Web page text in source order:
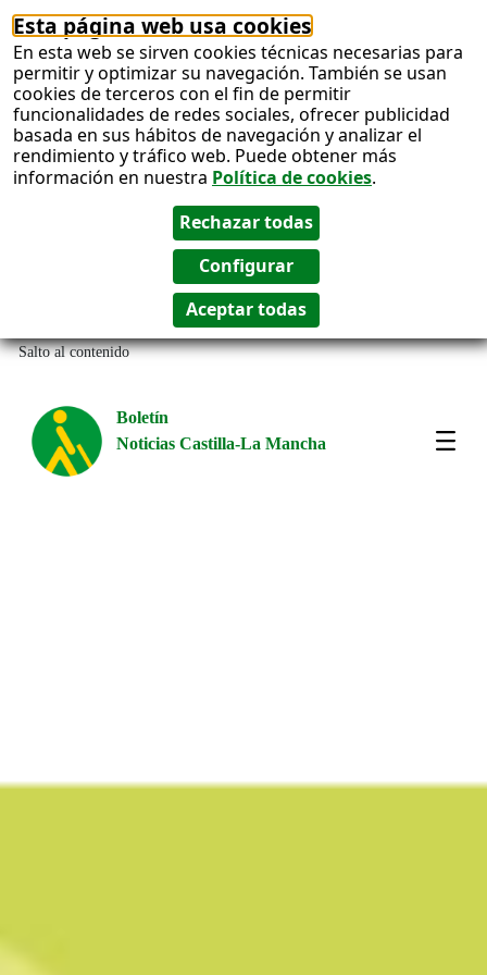
Esta página web usa cookies
En esta web se sirven cookies técnicas necesarias para
permitir y optimizar su navegación. También se usan
cookies de terceros con el fin de permitir
funcionalidades de redes sociales, ofrecer publicidad
basada en sus hábitos de navegación y analizar el
rendimiento y tráfico web. Puede obtener más
información en nuestra Política de cookies.
Salto al contenido
Boletín
Noticias Castilla-La Mancha